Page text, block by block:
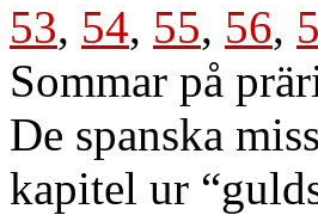
53, 54, 55, 56,
Sommar på
De spanska
kapitel ur